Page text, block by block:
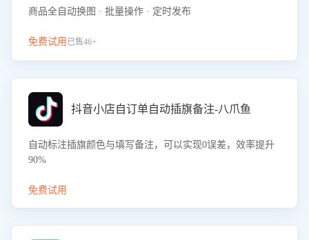
商品全自动换图 · 批量操作 · 定时发布
免费试用 已售46+
抖音小店自订单自动插旗备注-八爪鱼
自动标注插旗颜色与填写备注，可以实现0误差，效率提升
90%
免费试用